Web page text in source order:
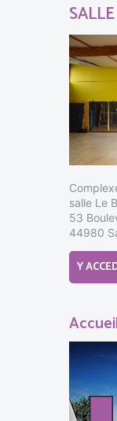
salle Le
53
44980
Y